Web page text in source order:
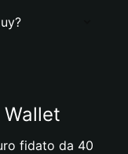
Wallet
fidato da 40